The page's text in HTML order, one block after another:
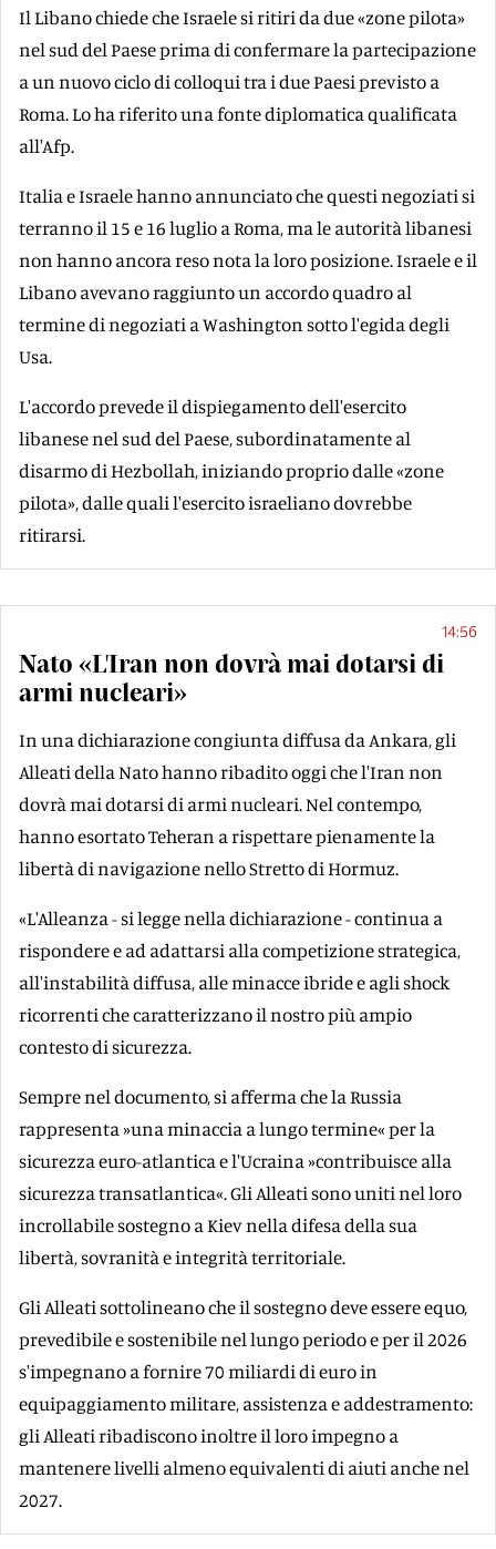
Il Libano chiede che Israele si ritiri da due «zone pilota»
nel sud del Paese prima di confermare la partecipazione
a un nuovo ciclo di colloqui tra i due Paesi previsto a
Roma. Lo ha riferito una fonte diplomatica qualificata
all'Afp.
Italia e Israele hanno annunciato che questi negoziati si
terranno il 15 e 16 luglio a Roma, ma le autorità libanesi
non hanno ancora reso nota la loro posizione. Israele e il
Libano avevano raggiunto un accordo quadro al
termine di negoziati a Washington sotto l'egida degli
Usa.
L'accordo prevede il dispiegamento dell'esercito
libanese nel sud del Paese, subordinatamente al
disarmo di Hezbollah, iniziando proprio dalle «zone
pilota», dalle quali l'esercito israeliano dovrebbe
ritirarsi.
14:56
Nato «L'Iran non dovrà mai dotarsi di
armi nucleari»
In una dichiarazione congiunta diffusa da Ankara, gli
Alleati della Nato hanno ribadito oggi che l'Iran non
dovrà mai dotarsi di armi nucleari. Nel contempo,
hanno esortato Teheran a rispettare pienamente la
libertà di navigazione nello Stretto di Hormuz.
«L'Alleanza - si legge nella dichiarazione - continua a
rispondere e ad adattarsi alla competizione strategica,
all'instabilità diffusa, alle minacce ibride e agli shock
ricorrenti che caratterizzano il nostro più ampio
contesto di sicurezza.
Sempre nel documento, si afferma che la Russia
rappresenta »una minaccia a lungo termine« per la
sicurezza euro-atlantica e l'Ucraina »contribuisce alla
sicurezza transatlantica«. Gli Alleati sono uniti nel loro
incrollabile sostegno a Kiev nella difesa della sua
libertà, sovranità e integrità territoriale.
Gli Alleati sottolineano che il sostegno deve essere equo,
prevedibile e sostenibile nel lungo periodo e per il 2026
s'impegnano a fornire 70 miliardi di euro in
equipaggiamento militare, assistenza e addestramento:
gli Alleati ribadiscono inoltre il loro impegno a
mantenere livelli almeno equivalenti di aiuti anche nel
2027.